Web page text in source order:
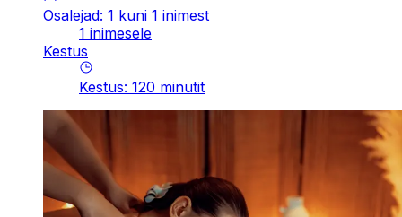
Osalejad: 1 kuni 1 inimest
1 inimesele
Kestus
Kestus: 120 minutit